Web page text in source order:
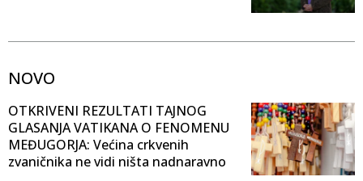
NOVO
OTKRIVENI REZULTATI TAJNOG
GLASANJA VATIKANA O FENOMENU
MEĐUGORJA: Većina crkvenih
zvaničnika ne vidi ništa nadnaravno